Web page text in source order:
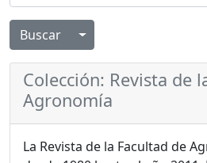
Alternar menú
Colección: Revista de
Agronomía
La Revista de la Facultad de